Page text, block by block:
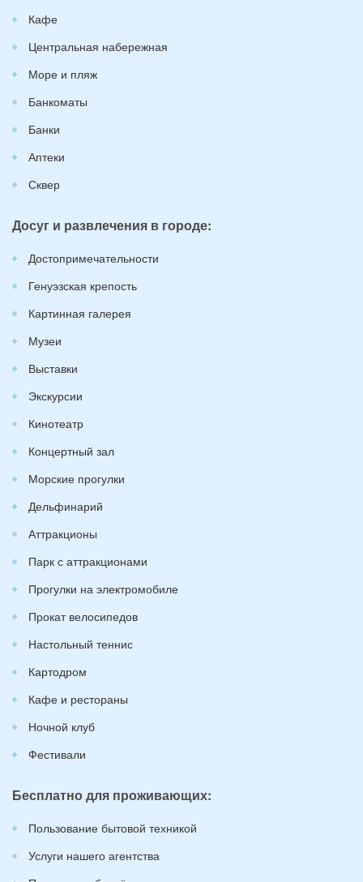
Кафе
Центральная набережная
Море и пляж
Банкоматы
Банки
Аптеки
Сквер
Досуг и развлечения в городе:
Достопримечательности
Генуэзская крепость
Картинная галерея
Музеи
Выставки
Экскурсии
Кинотеатр
Концертный зал
Морские прогулки
Дельфинарий
Аттракционы
Парк с аттракционами
Прогулки на электромобиле
Прокат велосипедов
Настольный теннис
Картодром
Кафе и рестораны
Ночной клуб
Фестивали
Бесплатно для проживающих:
Пользование бытовой техникой
Услуги нашего агентства